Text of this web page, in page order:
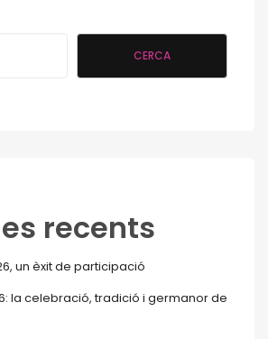
CERCA
recents
un èxit de participació
la celebració, tradició i germanor de